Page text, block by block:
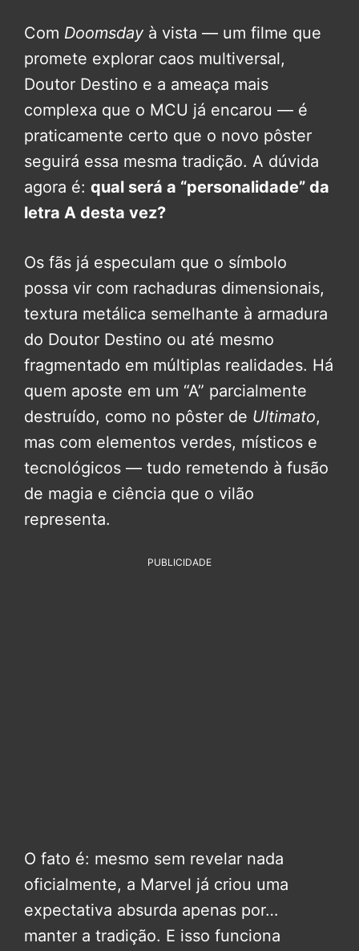
Com Doomsday à vista — um filme que
promete explorar caos multiversal,
Doutor Destino e a ameaça mais
complexa que o MCU já encarou — é
praticamente certo que o novo pôster
seguirá essa mesma tradição. A dúvida
agora é: qual será a “personalidade” da
letra A desta vez?
Os fãs já especulam que o símbolo
possa vir com rachaduras dimensionais,
textura metálica semelhante à armadura
do Doutor Destino ou até mesmo
fragmentado em múltiplas realidades. Há
quem aposte em um “A” parcialmente
destruído, como no pôster de Ultimato,
mas com elementos verdes, místicos e
tecnológicos — tudo remetendo à fusão
de magia e ciência que o vilão
representa.
PUBLICIDADE
O fato é: mesmo sem revelar nada
oficialmente, a Marvel já criou uma
expectativa absurda apenas por…
manter a tradição. E isso funciona